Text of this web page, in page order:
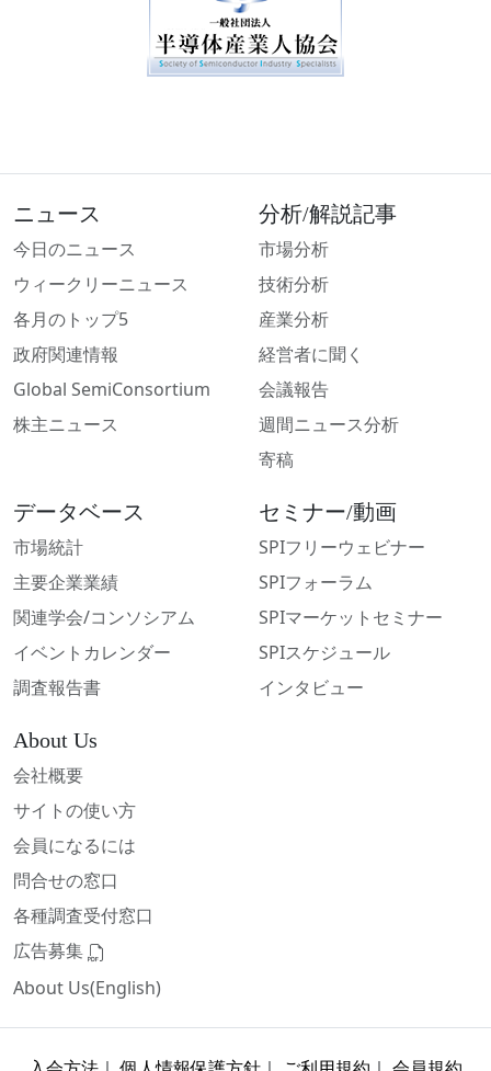
ニュース
今日のニュース
ウィークリーニュース
各月のトップ5
政府関連情報
Global SemiConsortium
株主ニュース
分析/解説記事
市場分析
技術分析
産業分析
経営者に聞く
会議報告
週間ニュース分析
寄稿
データベース
市場統計
主要企業業績
関連学会/コンソシアム
イベントカレンダー
調査報告書
セミナー/動画
SPIフリーウェビナー
SPIフォーラム
SPIマーケットセミナー
SPIスケジュール
インタビュー
About Us
会社概要
サイトの使い方
会員になるには
問合せの窓口
各種調査受付窓口
広告募集
About Us(English)